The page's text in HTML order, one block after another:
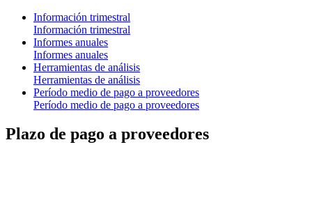
Información trimestral
Información trimestral
Informes anuales
Informes anuales
Herramientas de análisis
Herramientas de análisis
Período medio de pago a proveedores
Período medio de pago a proveedores
Plazo de pago a proveedores